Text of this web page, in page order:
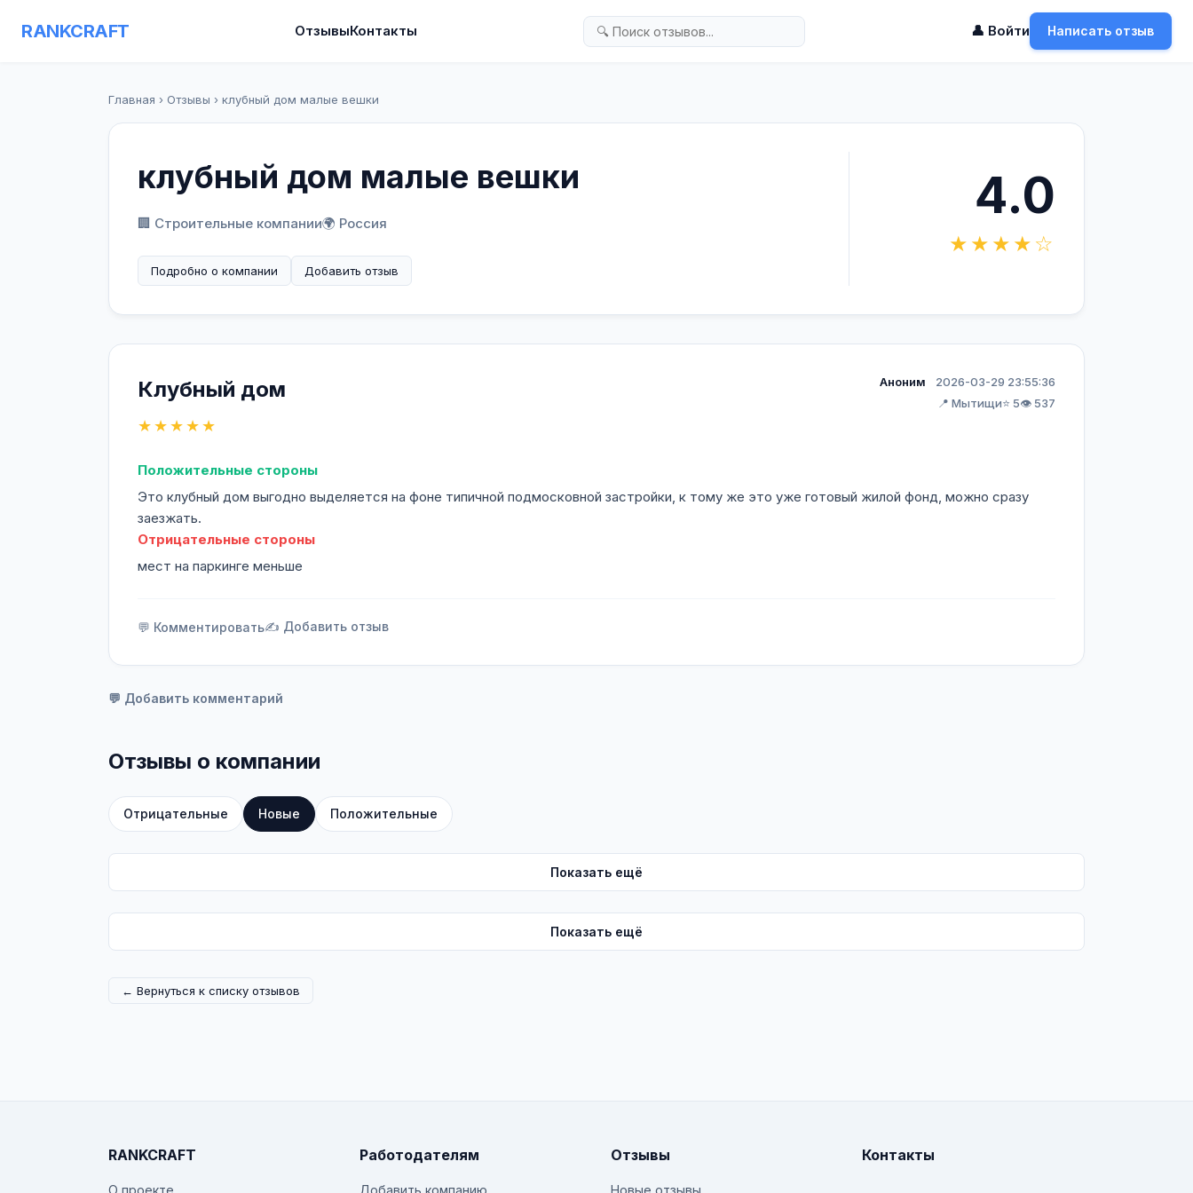
RANKCRAFT ОтзывыКонтакты 👤 Войти Написать отзыв
Главная › Отзывы › клубный дом малые вешки
клубный дом малые вешки
🏢 Строительные компании🌍 Россия
Подробно о компании Добавить отзыв
4.0
★★★★☆
Клубный дом
★★★★★
Аноним
2026-03-29 23:55:36
📍 Мытищи⭐ 5👁️ 537
Положительные стороны
Это клубный дом выгодно выделяется на фоне типичной подмосковной застройки, к тому же это уже готовый жилой фонд, можно сразу
заезжать.
Отрицательные стороны
мест на паркинге меньше
💬 Комментировать✍️ Добавить отзыв
💬 Добавить комментарий
Отзывы о компании
Отрицательные Новые Положительные
Показать ещё
Показать ещё
← Вернуться к списку отзывов
RANKCRAFT
О проекте
Работодателям
Добавить компанию
Отзывы
Новые отзывы
Контакты